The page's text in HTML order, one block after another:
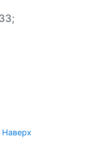
Наверх